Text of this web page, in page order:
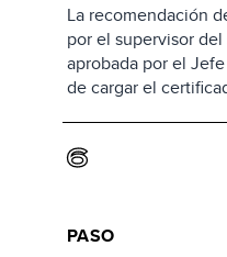
La recomendación
por el supervisor
aprobada por el
de cargar el
6
PASO